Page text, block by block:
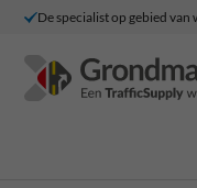
De specialist op gebied